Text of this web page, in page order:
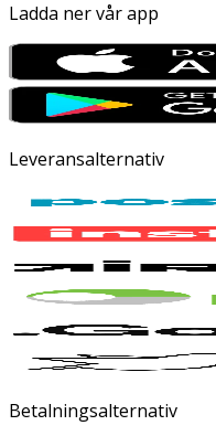
Ladda ner vår app
Leveransalternativ
Betalningsalternativ